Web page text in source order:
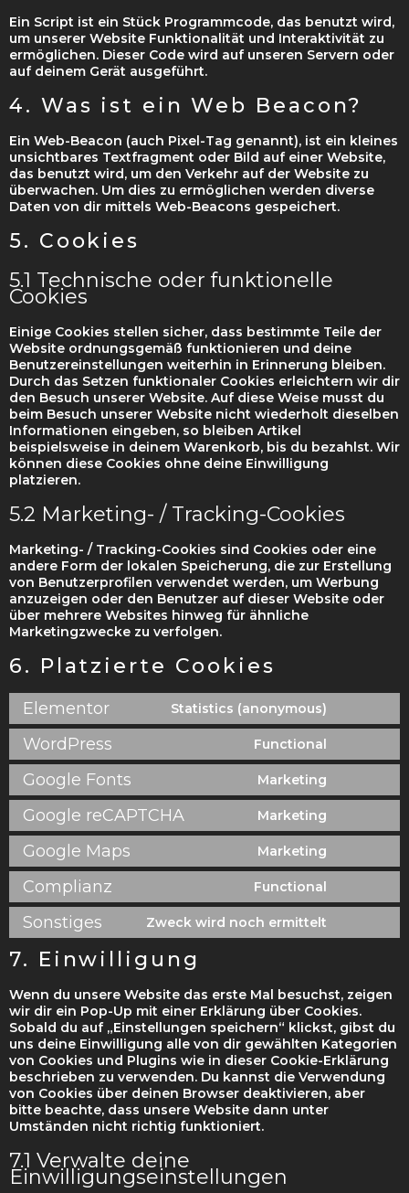
Ein Script ist ein Stück Programmcode, das benutzt wird,
um unserer Website Funktionalität und Interaktivität zu
ermöglichen. Dieser Code wird auf unseren Servern oder
auf deinem Gerät ausgeführt.
4. Was ist ein Web Beacon?
Ein Web-Beacon (auch Pixel-Tag genannt), ist ein kleines
unsichtbares Textfragment oder Bild auf einer Website,
das benutzt wird, um den Verkehr auf der Website zu
überwachen. Um dies zu ermöglichen werden diverse
Daten von dir mittels Web-Beacons gespeichert.
5. Cookies
5.1 Technische oder funktionelle
Cookies
Einige Cookies stellen sicher, dass bestimmte Teile der
Website ordnungsgemäß funktionieren und deine
Benutzereinstellungen weiterhin in Erinnerung bleiben.
Durch das Setzen funktionaler Cookies erleichtern wir dir
den Besuch unserer Website. Auf diese Weise musst du
beim Besuch unserer Website nicht wiederholt dieselben
Informationen eingeben, so bleiben Artikel
beispielsweise in deinem Warenkorb, bis du bezahlst. Wir
können diese Cookies ohne deine Einwilligung
platzieren.
5.2 Marketing- / Tracking-Cookies
Marketing- / Tracking-Cookies sind Cookies oder eine
andere Form der lokalen Speicherung, die zur Erstellung
von Benutzerprofilen verwendet werden, um Werbung
anzuzeigen oder den Benutzer auf dieser Website oder
über mehrere Websites hinweg für ähnliche
Marketingzwecke zu verfolgen.
6. Platzierte Cookies
Elementor Statistics (anonymous)
WordPress Functional
Google Fonts Marketing
Google reCAPTCHA Marketing
Google Maps Marketing
Complianz Functional
Sonstiges Zweck wird noch ermittelt
7. Einwilligung
Wenn du unsere Website das erste Mal besuchst, zeigen
wir dir ein Pop-Up mit einer Erklärung über Cookies.
Sobald du auf „Einstellungen speichern“ klickst, gibst du
uns deine Einwilligung alle von dir gewählten Kategorien
von Cookies und Plugins wie in dieser Cookie-Erklärung
beschrieben zu verwenden. Du kannst die Verwendung
von Cookies über deinen Browser deaktivieren, aber
bitte beachte, dass unsere Website dann unter
Umständen nicht richtig funktioniert.
7.1 Verwalte deine
Einwilligungseinstellungen